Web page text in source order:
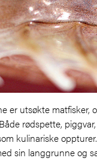
er utsøkte matfisker,
rødspette,
kulinariske
sin langgrunne og